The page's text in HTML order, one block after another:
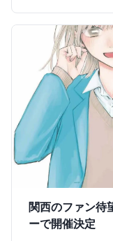
関西のファン待
ーで開催決定